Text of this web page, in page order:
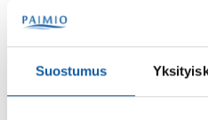
Suostumus
Korjaus- ja kehitystyö
MuseovirastonsekäAlvar
Paimion parantolan hanke